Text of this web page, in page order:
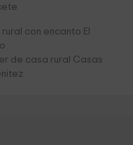
con encanto El
de casa rural Casas